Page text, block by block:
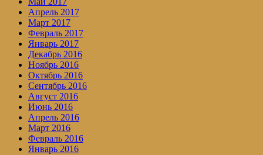
Апрель 2017
Март 2017
Февраль 2017
Январь 2017
Декабрь 2016
Ноябрь 2016
Октябрь 2016
Сентябрь 2016
Август 2016
Июнь 2016
Апрель 2016
Март 2016
Февраль 2016
Январь 2016